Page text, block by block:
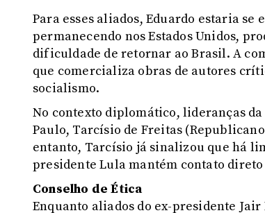
Para esses aliados, Eduardo estaria se
permanecendo nos Estados Unidos,
dificuldade de retornar ao Brasil. A
que comercializa obras de autores
socialismo.
No contexto diplomático, lideranças
Paulo, Tarcísio de Freitas
entanto, Tarcísio já sinalizou que há
presidente Lula mantém contato
Conselho de Ética
Enquanto aliados do ex-presidente